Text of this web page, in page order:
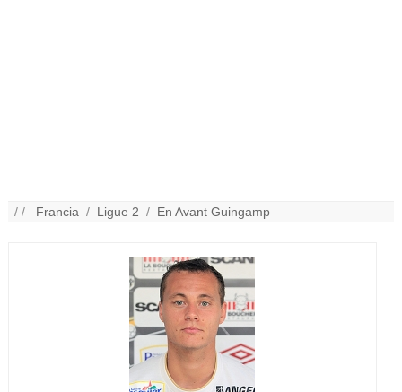
/ / Francia / Ligue 2 / En Avant Guingamp